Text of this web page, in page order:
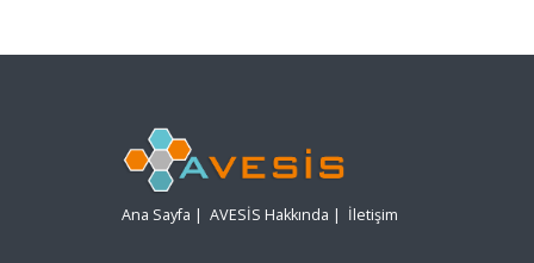
Ana Sayfa | AVESİS Hakkında | İletişim